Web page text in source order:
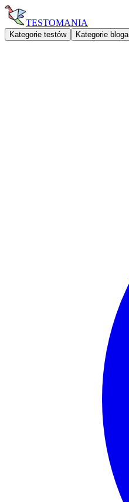
TESTOMANIA
Kategorie testów Kategorie bloga